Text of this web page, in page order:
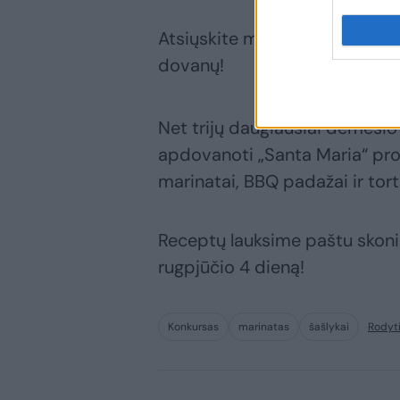
Atsiųskite mums recepto
dovanų!
Net trijų daugiausiai
apdovanoti „Santa Maria“
marinatai, BBQ padažai ir
Receptų lauksime paštu
rugpjūčio 4 dieną!
Konkursas marinatas šašlykai